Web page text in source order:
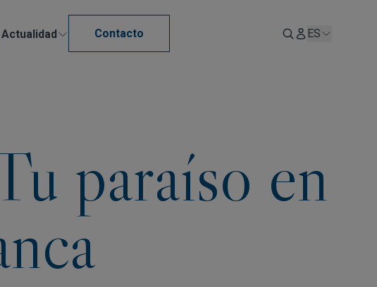
Actualidad Contacto ES
paraíso en